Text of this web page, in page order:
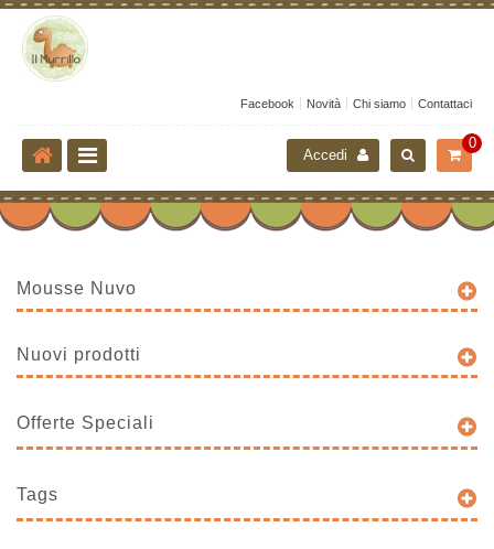
Facebook Novità Chi siamo Contattaci
0
Accedi
Mousse Nuvo
Nuovi prodotti
Offerte Speciali
Tags